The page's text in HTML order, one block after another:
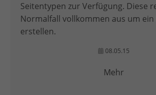
Seitentypen zur Verfügung. Diese
Normalfall vollkommen aus um ein
erstellen.
08.05.15
Mehr